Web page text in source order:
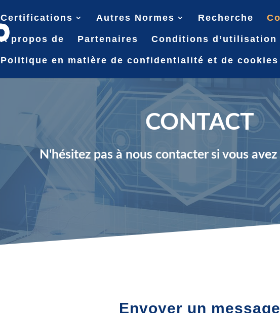
Certifications Autres Normes Recherche
A propos de Partenaires Conditions d’utilisation
Politique en matière de confidentialité et de cookies
CONTACT
N'hésitez pas à nous contacter si vous
Envoyer un message